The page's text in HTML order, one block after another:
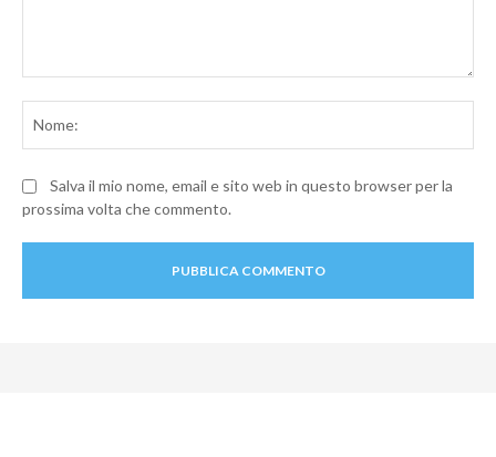
Salva il mio nome, email e sito web in questo browser per la
prossima volta che commento.